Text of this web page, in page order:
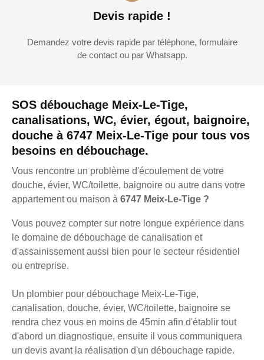
SOS débouchage Meix-Le-Tige,
canalisations, WC, évier, égout, baignoire,
douche à 6747 Meix-Le-Tige pour tous vos
besoins en débouchage.
Vous rencontre un problème d'écoulement de votre
douche, évier, WC/toilette, baignoire ou autre dans votre
appartement ou maison à 6747 Meix-Le-Tige ?
Vous pouvez compter sur notre longue expérience dans
le domaine de débouchage de canalisation et
d'assainissement aussi bien pour le secteur résidentiel
ou entreprise.
Un plombier pour débouchage Meix-Le-Tige,
canalisation, douche, évier, WC/toilette, baignoire se
rendra chez vous en moins de 45min afin d'établir tout
d'abord un diagnostique, ensuite il vous communiquera
un devis avant la réalisation d'un débouchage rapide.
Devis rapide !
Demandez votre devis rapide par téléphone, formulaire
de contact ou par Whatsapp.